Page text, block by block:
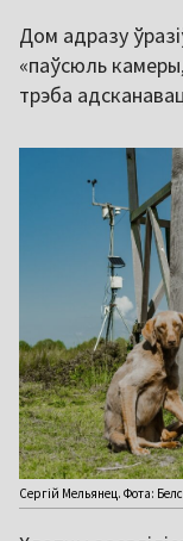
Дом адразу
«паўсюль
трэба
Сергій Мельянец. Фота: